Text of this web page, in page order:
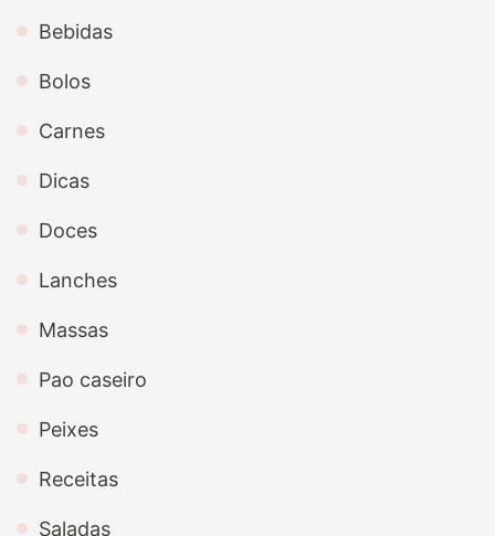
Bebidas
Bolos
Carnes
Dicas
Doces
Lanches
Massas
Pao caseiro
Peixes
Receitas
Saladas